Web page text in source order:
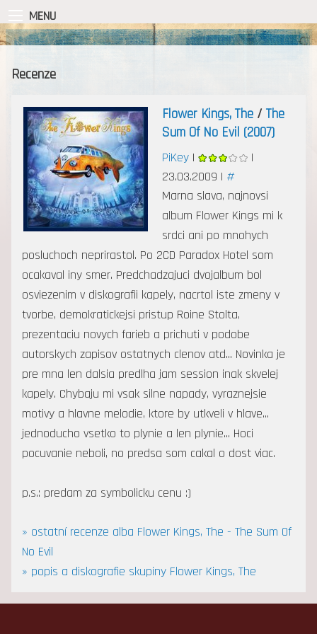
MENU
Recenze
Flower Kings, The/ The
Sum Of No Evil (2007)
PiKey|
|
23.03.2009 | #
Marna slava, najnovsi
album Flower Kings mi k
srdci ani po mnohych
posluchoch neprirastol. Po 2CD Paradox Hotel som
ocakaval iny smer. Predchadzajuci dvojalbum bol
osviezenim v diskografii kapely, nacrtol iste zmeny v
tvorbe, demokratickejsi pristup Roine Stolta,
prezentaciu novych farieb a prichuti v podobe
autorskych zapisov ostatnych clenov atd... Novinka je
pre mna len dalsia predlha jam session inak skvelej
kapely. Chybaju mi vsak silne napady, vyraznejsie
motivy a hlavne melodie, ktore by utkveli v hlave...
jednoducho vsetko to plynie a len plynie... Hoci
pocuvanie neboli, no predsa som cakal o dost viac.
p.s.: predam za symbolicku cenu :)
» ostatní recenze alba Flower Kings, The - The Sum Of
No Evil
» popis a diskografie skupiny Flower Kings, The